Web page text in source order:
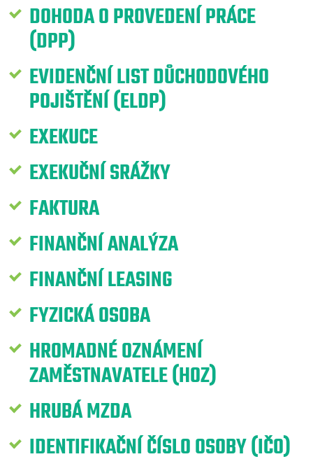
DOHODA O PROVEDENÍ PRÁCE
(DPP)
EVIDENČNÍ LIST DŮCHODOVÉHO
POJIŠTĚNÍ (ELDP)
EXEKUCE
EXEKUČNÍ SRÁŽKY
FAKTURA
FINANČNÍ ANALÝZA
FINANČNÍ LEASING
FYZICKÁ OSOBA
HROMADNÉ OZNÁMENÍ
ZAMĚSTNAVATELE (HOZ)
HRUBÁ MZDA
IDENTIFIKAČNÍ ČÍSLO OSOBY (IČO)